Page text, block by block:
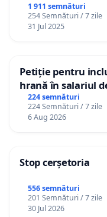
1 911 semnături
254 Semnături / 7 zile
31 Jul 2025
Petiție pentru
hrană în salariul
gradațiilor de
personali
224 semnături
224 Semnături / 7 zile
6 Aug 2026
Stop cerșetoria
556 semnături
201 Semnături / 7 zile
30 Jul 2026